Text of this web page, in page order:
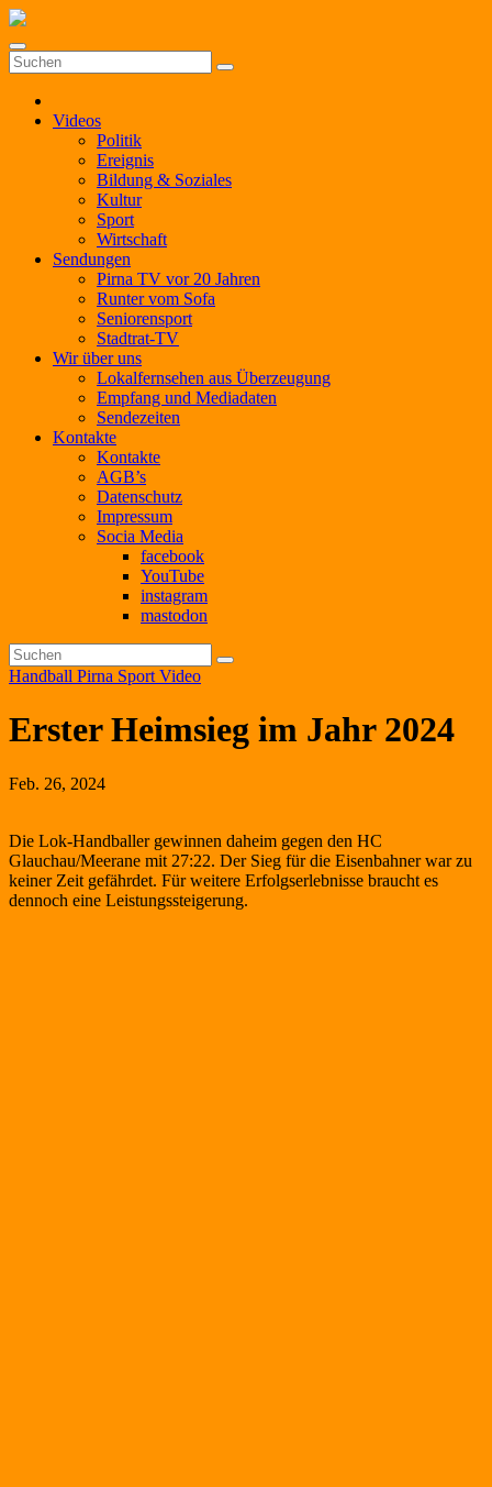
Zum
springen
Videos
Politik
Ereignis
Bildung & Soziales
Kultur
Sport
Wirtschaft
Sendungen
Pirna TV vor 20 Jahren
Runter vom Sofa
Seniorensport
Stadtrat-TV
Wir über uns
Lokalfernsehen aus Überzeugung
Empfang und Mediadaten
Sendezeiten
Kontakte
Kontakte
AGB’s
Datenschutz
Impressum
Socia Media
facebook
YouTube
instagram
mastodon
Handball Pirna Sport Video
Erster Heimsieg im Jahr 2024
Feb. 26, 2024
Die Lok-Handballer gewinnen daheim gegen den HC
Glauchau/Meerane mit 27:22. Der Sieg für die Eisenbahner war zu
keiner Zeit gefährdet. Für weitere Erfolgserlebnisse braucht es
dennoch eine Leistungssteigerung.